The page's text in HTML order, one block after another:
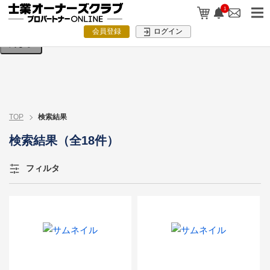
1
会員登録 ログイン
検索条件を入力してください。
TOP 検索結果
検索結果（全18件）
フィルタ